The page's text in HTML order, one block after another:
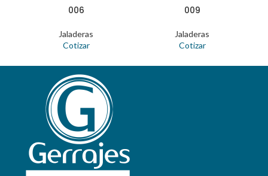
006
Jaladeras
Cotizar
009
Jaladeras
Cotizar